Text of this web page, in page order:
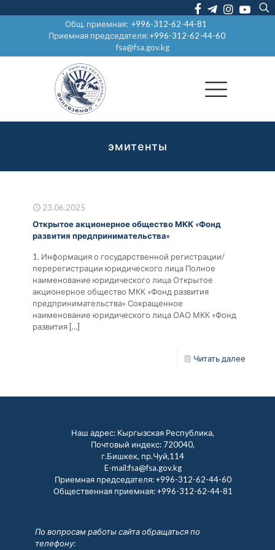
Общ. приемная:+996-312-62-44-81
Приемная председателя:+996-312-62-44-60
fsa@fsa.gov.kg
эмитенты
23.06.2025
Открытое акционерное общество МКК «Фонд
развития предпринимательства»
1. Информация о государственной регистрации/
перерегистрации юридического лица Полное
наименование юридического лица Открытое
акционерное общество МКК «Фонд развития
предпринимательства» Сокращенное
наименование юридического лица ОАО МКК «Фонд
развития[…]
Читать далее
Наш адрес: Кыргызская Республика,
Почтовый индекс: 720040,
г.Бишкек, пр.Чуй,114
E-mail:fsa@fsa.gov.kg
Приемная председателя:+996-312-62-44-60
Общественная приемная:+996-312-62-44-81
По вопросам работы сайта обращаться по
телефону: